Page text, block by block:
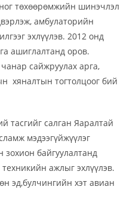
төхөөрөмжийн шинэчлэл
амбулаторийн
эхлүүлэв. 2012 онд
ашиглалтанд оров.
сайжруулах арга,
хяналтын тогтолцоог бий
тасгийг салган Яаралтай
мэдээгүйжүүлэг
зохион байгуулалтанд
ажлыг эхлүүлэв.
эд,булчингийн хэт авиан